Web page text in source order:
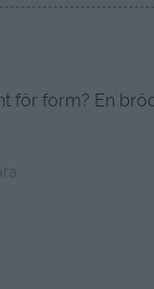
för form? En